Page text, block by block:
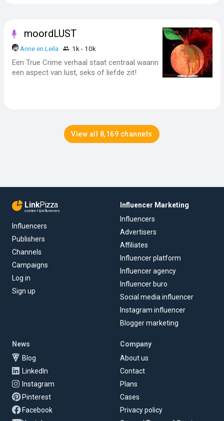
moordLUST
Anne en Leila 1k - 10k
Een True Crime verhaal staat centraal waarin
een aspect van lust, seks of liefde zit!
View all 8,169 channels
LinkPizza
content & influencers
Influencers
Publishers
Channels
Campaigns
Log in
Sign up
Influencer Marketing
Influencers
Advertisers
Affiliates
Influencer platform
Influencer agency
Influencer buro
Social media influencer
Instagram influencer
Blogger marketing
News
Blog
LinkedIn
Instagram
Pinterest
Facebook
Company
About us
Contact
Plans
Cases
Privacy policy